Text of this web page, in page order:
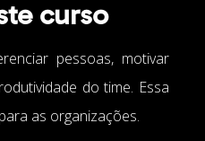
curso
pessoas, motivar
do time. Essa
as organizações.